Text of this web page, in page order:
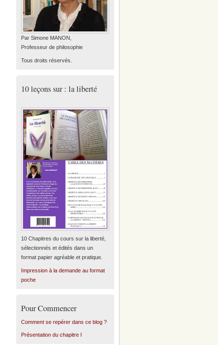
Par Simone MANON,
Professeur de philosophie
Tous droits réservés.
10 leçons sur : la liberté
10 Chapitres du cours sur la liberté,
sélectionnés et édités dans un
format papier agréable et pratique.
Impression à la demande au format
poche
Pour Commencer
Comment se repérer dans ce blog ?
Présentation du chapitre I